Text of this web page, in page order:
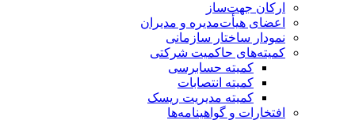
ارکان جهت‌ساز
اعضای هیأت‌مدیره و مدیران
نمودار ساختار سازمانی
کمیته‌های حاکمیت شرکتی
کمیته حسابرسی
کمیته انتصابات
کمیته مدیریت ریسک
افتخارات و گواهینامه‌ها